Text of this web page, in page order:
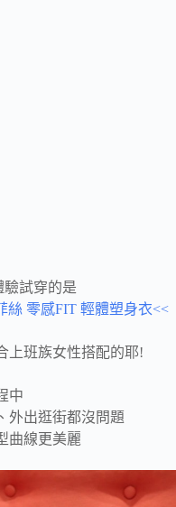
驗試穿的是
絲 零感FIT 輕體塑身衣<<
上班族女性搭配的耶!
中
外出逛街都沒問題
曲線更美麗